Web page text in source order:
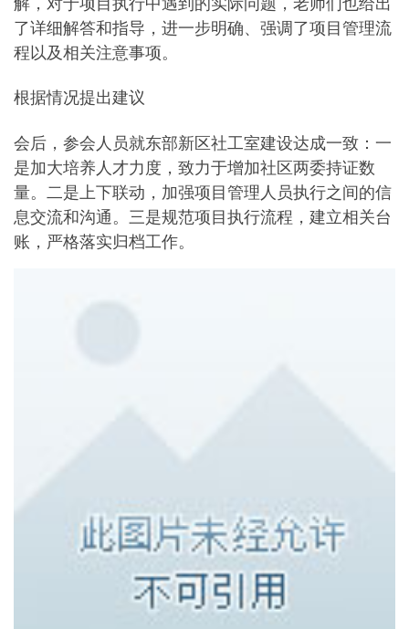
了详细解答和指导，进一步明确、强调了项目管理流
程以及相关注意事项。
根据情况提出建议
会后，参会人员就东部新区社工室建设达成一致：一
是加大培养人才力度，致力于增加社区两委持证数
量。二是上下联动，加强项目管理人员执行之间的信
息交流和沟通。三是规范项目执行流程，建立相关台
账，严格落实归档工作。